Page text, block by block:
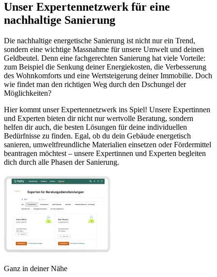
Unser Expertennetzwerk für eine
nachhaltige Sanierung
Die nachhaltige energetische Sanierung ist nicht nur ein Trend,
sondern eine wichtige Massnahme für unsere Umwelt und deinen
Geldbeutel. Denn eine fachgerechten Sanierung hat viele Vorteile:
zum Beispiel die Senkung deiner Energiekosten, die Verbesserung
des Wohnkomforts und eine Wertsteigerung deiner Immobilie. Doch
wie findet man den richtigen Weg durch den Dschungel der
Möglichkeiten?
Hier kommt unser Expertennetzwerk ins Spiel! Unsere Expertinnen
und Experten bieten dir nicht nur wertvolle Beratung, sondern
helfen dir auch, die besten Lösungen für deine individuellen
Bedürfnisse zu finden. Egal, ob du dein Gebäude energetisch
sanieren, umweltfreundliche Materialien einsetzen oder Fördermittel
beantragen möchtest – unsere Expertinnen und Experten begleiten
dich durch alle Phasen der Sanierung.
Ganz in deiner Nähe